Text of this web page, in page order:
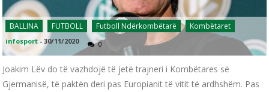
BALLINA FUTBOLL Futboll Ndërkombëtarë Kombëtaret
infosport -30/11/2020 0
Joakim Lëv do të vazhdojë të jetë trajneri i Kombëtares së
Gjermanisë, të paktën deri pas Europianit të vitit të ardhshëm. Pas